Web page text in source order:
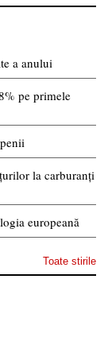
a anului
pe primele
la carburanți
europeană
Toate stirile